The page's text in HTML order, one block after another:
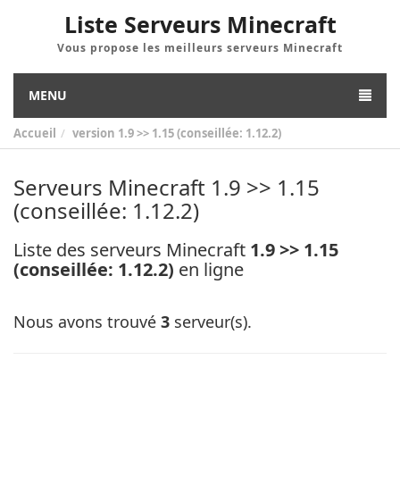
Liste Serveurs Minecraft
Vous propose les meilleurs serveurs Minecraft
MENU
Accueil version 1.9 >> 1.15 (conseillée: 1.12.2)
Serveurs Minecraft 1.9 >> 1.15
(conseillée: 1.12.2)
Liste des serveurs Minecraft 1.9 >> 1.15
(conseillée: 1.12.2) en ligne
Nous avons trouvé 3 serveur(s).